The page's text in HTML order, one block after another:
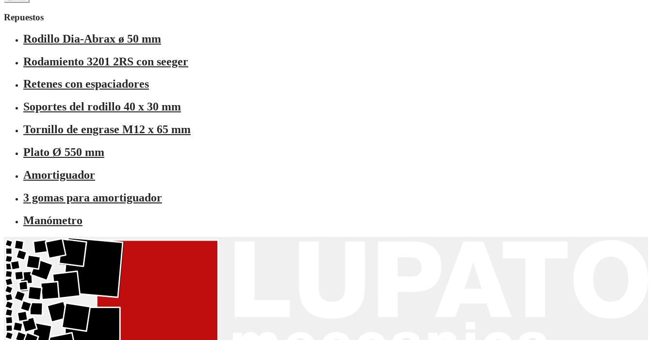
Repuestos
Rodillo Dia-Abrax ø 50 mm
Rodamiento 3201 2RS con seeger
Retenes con espaciadores
Soportes del rodillo 40 x 30 mm
Tornillo de engrase M12 x 65 mm
Plato Ø 550 mm
Amortiguador
3 gomas para amortiguador
Manómetro